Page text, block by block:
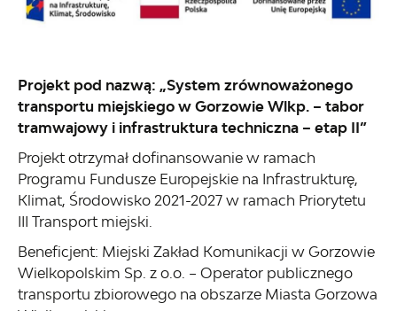
Projekt pod nazwą: „System zrównoważonego
transportu miejskiego w Gorzowie Wlkp. – tabor
tramwajowy i infrastruktura techniczna – etap II”
Projekt otrzymał dofinansowanie w ramach
Programu Fundusze Europejskie na Infrastrukturę,
Klimat, Środowisko 2021-2027 w ramach Priorytetu
III Transport miejski.
Beneficjent: Miejski Zakład Komunikacji w Gorzowie
Wielkopolskim Sp. z o.o. – Operator publicznego
transportu zbiorowego na obszarze Miasta Gorzowa